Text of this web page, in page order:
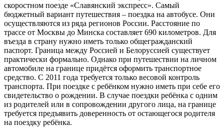
скоростном поезде «Славянский экспресс». Самый
бюджетный вариант путешествия – поездка на автобусе. Они
осуществляются из ряда регионов России. Расстояние по
трассе от Москвы до Минска составляет 690 километров. Для
въезда в страну нужно иметь только общегражданский
паспорт. Граница между Россией и Белоруссией существует
практически формально. Однако при путешествии на личном
автомобиле на границе придётся оформить транспортное
средство. С 2011 года требуется только весовой контроль
транспорта. При поездке с ребёнком нужно иметь при себе его
свидетельство о рождении. В случае поездки ребёнка с одним
из родителей или в сопровождении другого лица, на границе
требуется предъявить доверенность от остающегося родителя
на поездку ребёнка.